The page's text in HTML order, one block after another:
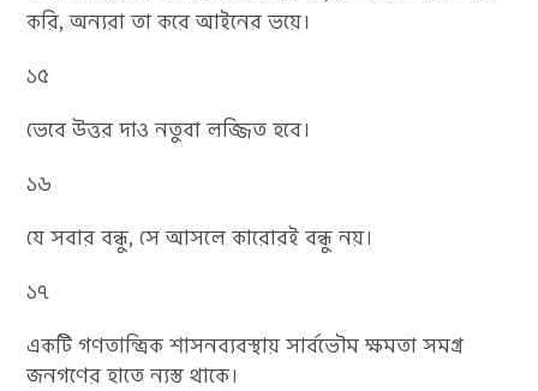
করি, অন্যরা তা করে আইনের ভয়ে।
১৫
ভেবে উত্তর দাও নতুবা লজ্জিত হবে।
১৬
যে সবার বন্ধু, সে আসলে কারোরই বন্ধু নয়।
১৭
একটি গণতান্ত্রিক শাসনব্যবস্থায় সার্বভৌম ক্ষমতা সমগ্র
জনগণের হাতে ন্যস্ত থাকে।